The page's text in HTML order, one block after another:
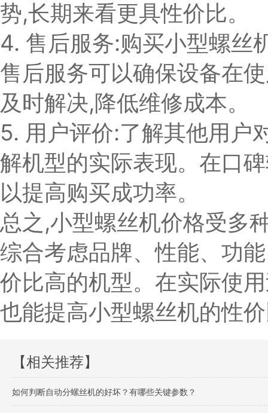
势,长期来看更具性价比。
4. 售后服务:购买小型螺丝
售后服务可以确保设备在
及时解决,降低维修成本。
5. 用户评价:了解其他用户
解机型的实际表现。在口
以提高购买成功率。
总之,小型螺丝机价格受多
综合考虑品牌、性能、功
价比高的机型。在实际使
也能提高小型螺丝机的性
【相关推荐】
如何判断自动分螺丝机的好坏？有哪些关键参数？